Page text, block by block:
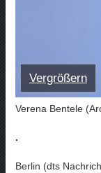
Vergrößern
Verena Bentele
.
Berlin (dts